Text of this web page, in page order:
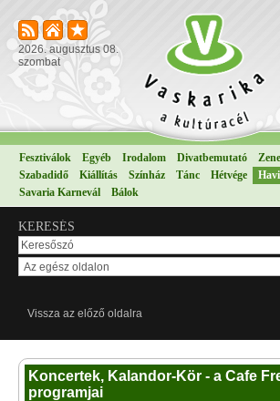
2026. augusztus 08.
szombat
Fesztiválok Egyéb Irodalom Divatbemutató Zene
Szabadidő
Kiállítás Színház Tánc Hétvége
Savaria Karnevál
Bálok
KERESÉS
Vissza az előző oldalra
Koncertek, Kalandor-Kör - a Cafe
programjai